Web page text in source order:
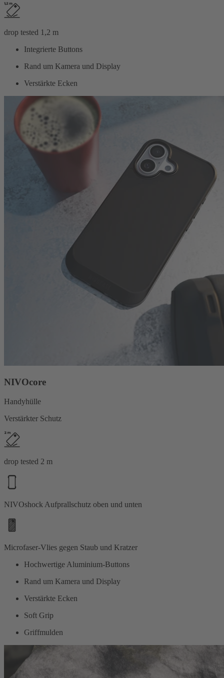
drop tested 1,2 m
Integrierte Buttons
Rand um Kamera und Display
Verstärkte Ecken
NIVOcore
Handyhülle
Verstärkter Schutz
drop tested 2 m
NIVOshock Aufprallschutz oben und unten
Microfaser-Vlies gegen Staub und Kratzer
Hochwertige Aluminium-Buttons
Rand um Kamera und Display
Verstärkte Ecken
Soft Grip
Griffmulden